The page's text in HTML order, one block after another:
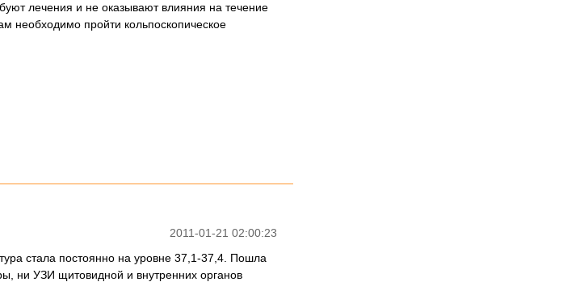
лечения и не оказывают влияния на течение
необходимо пройти кольпоскопическое
2011-01-21 02:00:23
стала постоянно на уровне 37,1-37,4. Пошла
ни УЗИ щитовидной и внутренних органов